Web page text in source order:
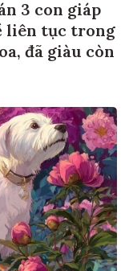
3 con giáp
liên tục trong
đã giàu còn